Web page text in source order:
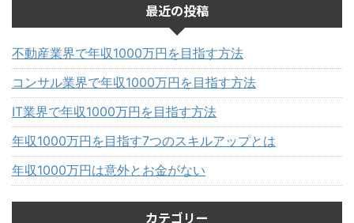
最近の投稿
不動産業界で年収1000万円を目指す方法
コンサル業界で年収1000万円を目指す方法
IT業界で年収1000万円を目指す方法
年収1000万円を目指す7つのスキルアップとは
年収1000万円は意外とお金がない
カテゴリー